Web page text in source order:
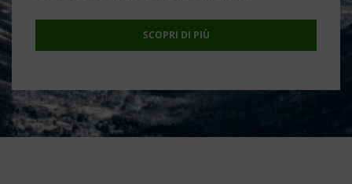
SCOPRI DI PIÙ